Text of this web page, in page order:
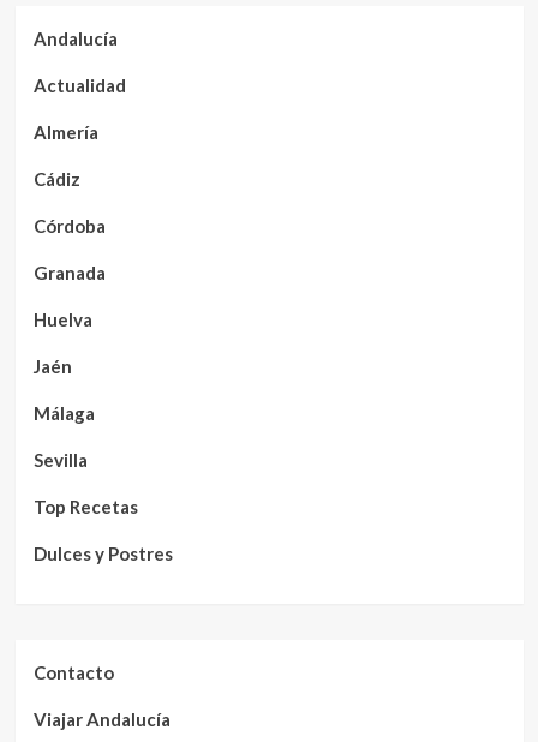
Andalucía
Actualidad
Almería
Cádiz
Córdoba
Granada
Huelva
Jaén
Málaga
Sevilla
Top Recetas
Dulces y Postres
Contacto
Viajar Andalucía